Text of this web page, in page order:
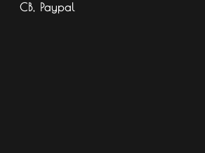
CB, Paypal